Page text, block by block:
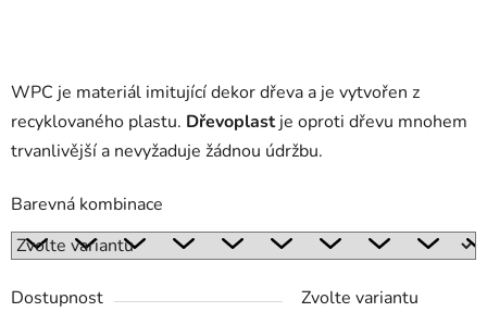
WPC je materiál imitující dekor dřeva a je vytvořen z
recyklovaného plastu. Dřevoplastje oproti dřevu mnohem
trvanlivější a nevyžaduje žádnou údržbu.
Barevná kombinace
Dostupnost
Zvolte variantu